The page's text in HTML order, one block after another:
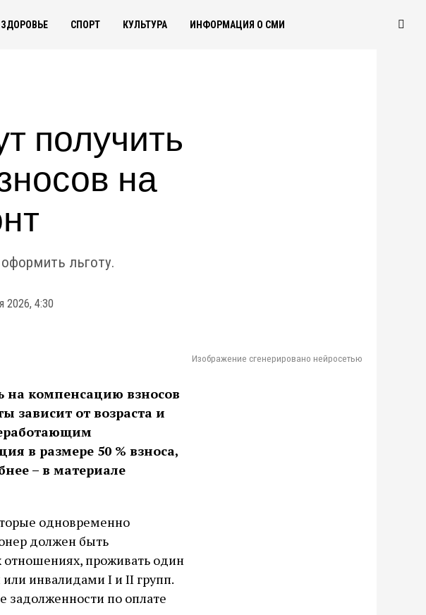
ЗДОРОВЬЕ СПОРТ КУЛЬТУРА ИНФОРМАЦИЯ О СМИ
получить
на
льготу.
2026, 4:30
Изображение сгенерировано нейросетью
на компенсацию взносов
зависит от возраста и
в размере 50 % взноса,
– в материале
одновременно
должен быть
отношениях, проживать один
инвалидами I и II групп.
задолженности по оплате